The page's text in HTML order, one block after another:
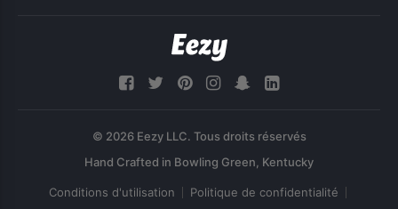
© 2026 Eezy LLC. Tous droits réservés
Conditions d'utilisation Politique de confidentialité